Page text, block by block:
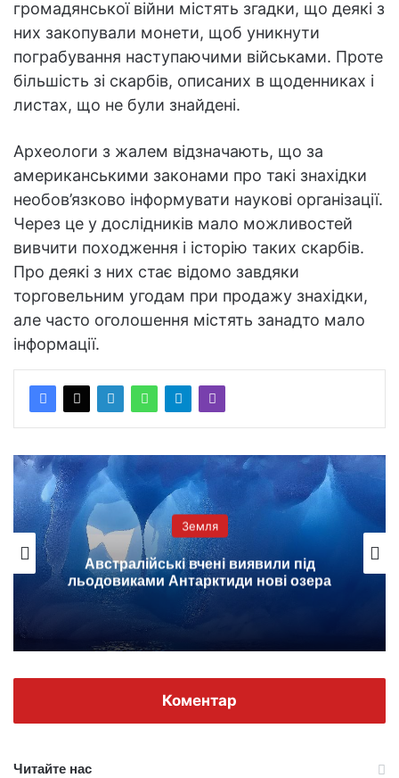
громадянської війни містять згадки, що деякі з
них закопували монети, щоб уникнути
пограбування наступаючими військами. Проте
більшість зі скарбів, описаних в щоденниках і
листах, що не були знайдені.
Археологи з жалем відзначають, що за
американськими законами про такі знахідки
необов’язково інформувати наукові організації.
Через це у дослідників мало можливостей
вивчити походження і історію таких скарбів.
Про деякі з них стає відомо завдяки
торговельним угодам при продажу знахідки,
але часто оголошення містять занадто мало
інформації.
Земля
Австралійські вчені виявили під
льодовиками Антарктиди нові озера
Коментар
Читайте нас